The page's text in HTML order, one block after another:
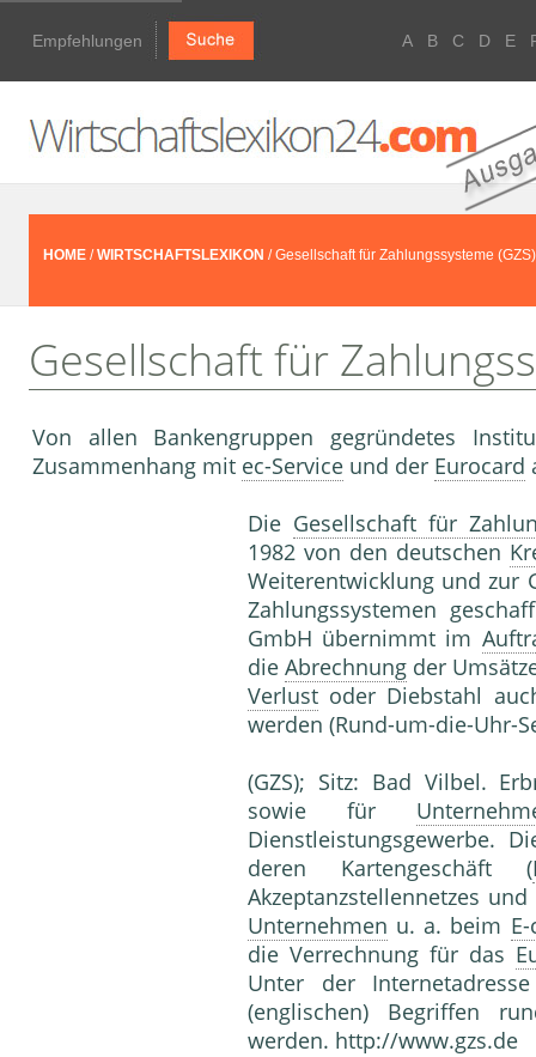
Empfehlungen A B C D E
HOME /WIRTSCHAFTSLEXIKON / Gesellschaft für Zahlungssysteme (GZS)
Gesellschaft für
Von allen Bankengruppen gegründetes
Zusammenhang mit ec-Service und der Eurocard
Die Gesellschaft für
1982 von den deutschen
Weiterentwicklung und zur
Zahlungssystemen
GmbH übernimmt im
die Abrechnung der
Verlust oder Diebstahl
werden (Rund-um-die-Uhr-
(GZS); Sitz: Bad Vilbel.
sowie für
Dienstleistungsgewerbe.
deren Kartengeschäft (
Akzeptanzstellennetzes
Unternehmen u. a. beim
die Verrechnung für das
Unter der
(englischen) Begriffen
werden. http://www.gzs.de